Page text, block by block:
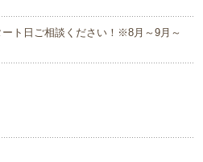
ト日ご相談ください！※8月～9月～